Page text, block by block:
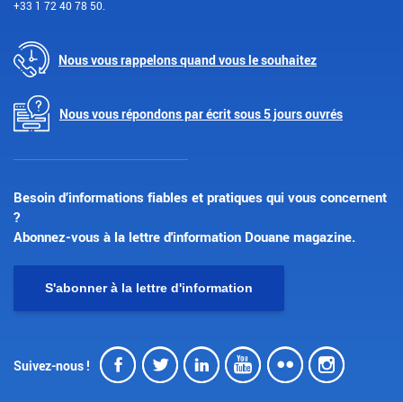
+33 1 72 40 78 50.
Nous vous rappelons quand vous le souhaitez
Nous vous répondons par écrit sous 5 jours ouvrés
Besoin d’informations fiables et pratiques qui vous concernent
?
Abonnez-vous à la lettre d'information Douane magazine.
S'abonner à la lettre d'information
Suivez-nous ! Facebook
Twitter
LinkedIn
Youtube
Flickr